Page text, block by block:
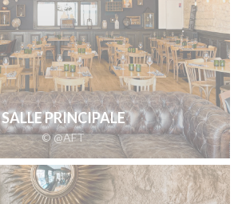
SALLE PRINCIPALE
© @AFT